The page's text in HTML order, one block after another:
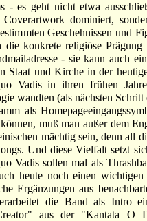
- es geht nicht etwa
dominiert,
Geschehnissen und
konkrete religiöse Prägung
- sie kann auch
Staat und Kirche in der
Vadis in ihren frühen
wandten (als nächsten Schritt
als
muß man außer dem
mächtig sein, denn all
Und diese Vielfalt setzt
Vadis sollen mal als
heute noch einen
Ergänzungen aus
die Band als Intro
aus der "Kantata O